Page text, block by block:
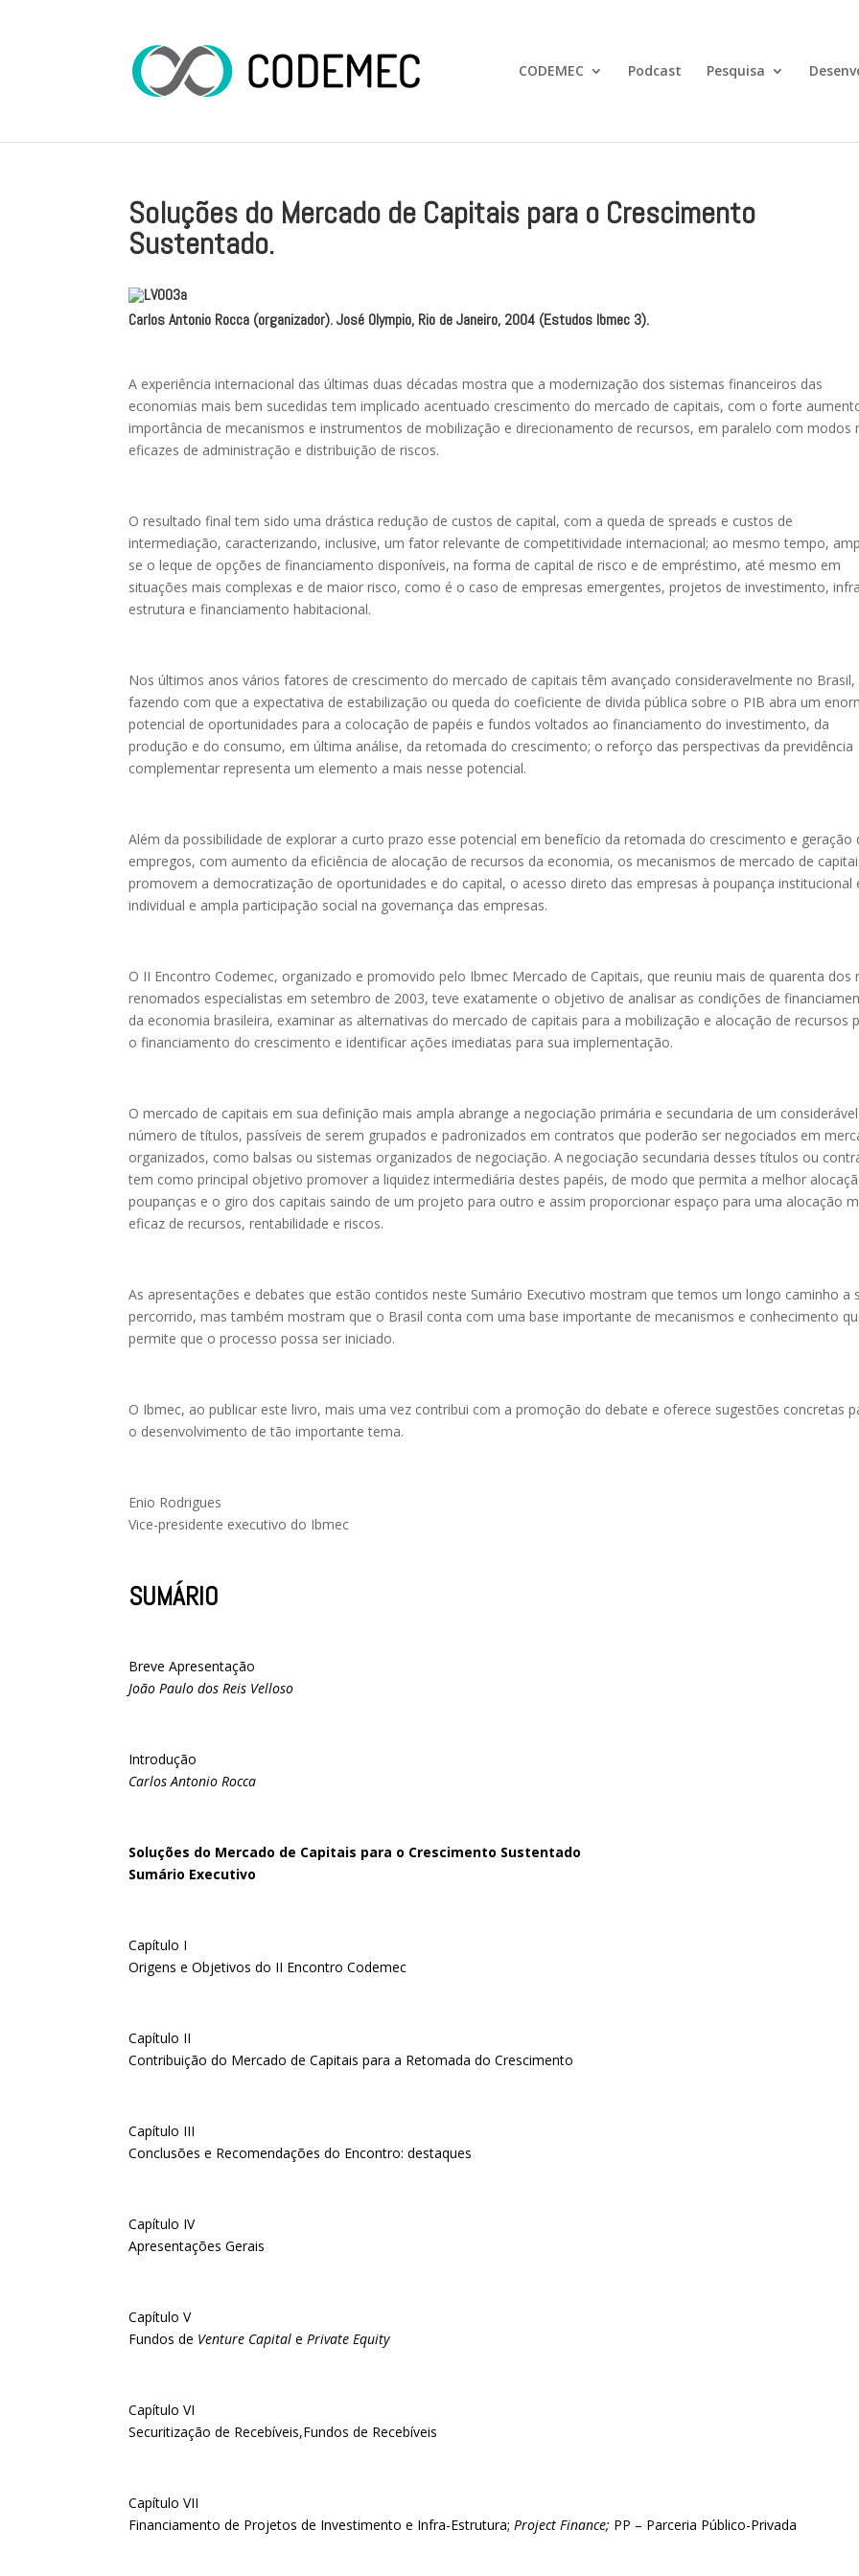
CODEMEC Podcast Pesquisa
Soluções do Mercado de Capitais para o Crescimento
Sustentado.
Carlos Antonio Rocca (organizador). José Olympio, Rio de Janeiro, 2004 (Estudos Ibmec 3).
A experiência internacional das últimas duas décadas mostra que a modernização dos sistemas financeiros das
economias mais bem sucedidas tem implicado acentuado crescimento do mercado de capitais, com o forte
importância de mecanismos e instrumentos de mobilização e direcionamento de recursos, em paralelo com modos
eficazes de administração e distribuição de riscos.
O resultado final tem sido uma drástica redução de custos de capital, com a queda de spreads e custos de
intermediação, caracterizando, inclusive, um fator relevante de competitividade internacional; ao mesmo tempo,
se o leque de opções de financiamento disponíveis, na forma de capital de risco e de empréstimo, até mesmo em
situações mais complexas e de maior risco, como é o caso de empresas emergentes, projetos de investimento,
estrutura e financiamento habitacional.
Nos últimos anos vários fatores de crescimento do mercado de capitais têm avançado consideravelmente no Brasil,
fazendo com que a expectativa de estabilização ou queda do coeficiente de divida pública sobre o PIB abra um
potencial de oportunidades para a colocação de papéis e fundos voltados ao financiamento do investimento, da
produção e do consumo, em última análise, da retomada do crescimento; o reforço das perspectivas da previdência
complementar representa um elemento a mais nesse potencial.
Além da possibilidade de explorar a curto prazo esse potencial em benefício da retomada do crescimento e geração
empregos, com aumento da eficiência de alocação de recursos da economia, os mecanismos de mercado de
promovem a democratização de oportunidades e do capital, o acesso direto das empresas à poupança institucional
individual e ampla participação social na governança das empresas.
O II Encontro Codemec, organizado e promovido pelo Ibmec Mercado de Capitais, que reuniu mais de quarenta dos
renomados especialistas em setembro de 2003, teve exatamente o objetivo de analisar as condições de
da economia brasileira, examinar as alternativas do mercado de capitais para a mobilização e alocação de recursos
o financiamento do crescimento e identificar ações imediatas para sua implementação.
O mercado de capitais em sua definição mais ampla abrange a negociação primária e secundaria de um considerável
número de títulos, passíveis de serem grupados e padronizados em contratos que poderão ser negociados em
organizados, como balsas ou sistemas organizados de negociação. A negociação secundaria desses títulos ou
tem como principal objetivo promover a liquidez intermediária destes papéis, de modo que permita a melhor
poupanças e o giro dos capitais saindo de um projeto para outro e assim proporcionar espaço para uma alocação
eficaz de recursos, rentabilidade e riscos.
As apresentações e debates que estão contidos neste Sumário Executivo mostram que temos um longo caminho a
percorrido, mas também mostram que o Brasil conta com uma base importante de mecanismos e conhecimento
permite que o processo possa ser iniciado.
O Ibmec, ao publicar este livro, mais uma vez contribui com a promoção do debate e oferece sugestões concretas
o desenvolvimento de tão importante tema.
Enio Rodrigues
Vice-presidente executivo do Ibmec
SUMÁRIO
Breve Apresentação
João Paulo dos Reis Velloso
Introdução
Carlos Antonio Rocca
Soluções do Mercado de Capitais para o Crescimento Sustentado
Sumário Executivo
Capítulo I
Origens e Objetivos do II Encontro Codemec
Capítulo II
Contribuição do Mercado de Capitais para a Retomada do Crescimento
Capítulo III
Conclusões e Recomendações do Encontro: destaques
Capítulo IV
Apresentações Gerais
Capítulo V
Fundos de Venture Capital ePrivate Equity
Capítulo VI
Securitização de Recebíveis,Fundos de Recebíveis
Capítulo VII
Financiamento de Projetos de Investimento e Infra-Estrutura;Project Finance; PP – Parceria Público-Privada